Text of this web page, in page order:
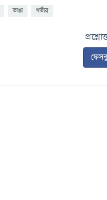
ভাঙা গভীর